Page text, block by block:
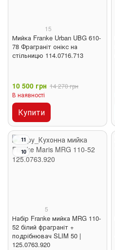
15
Мийка Franke Urban UBG 610-
78 Фраграніт онікс на
стільницю 114.0716.713
10 500 грн 14 270 грн
В наявності
Купити
11
10
5
Набір Franke мийка MRG 110-
52 білий фраграніт +
подрібнювач SLIM 50 |
125.0763.920